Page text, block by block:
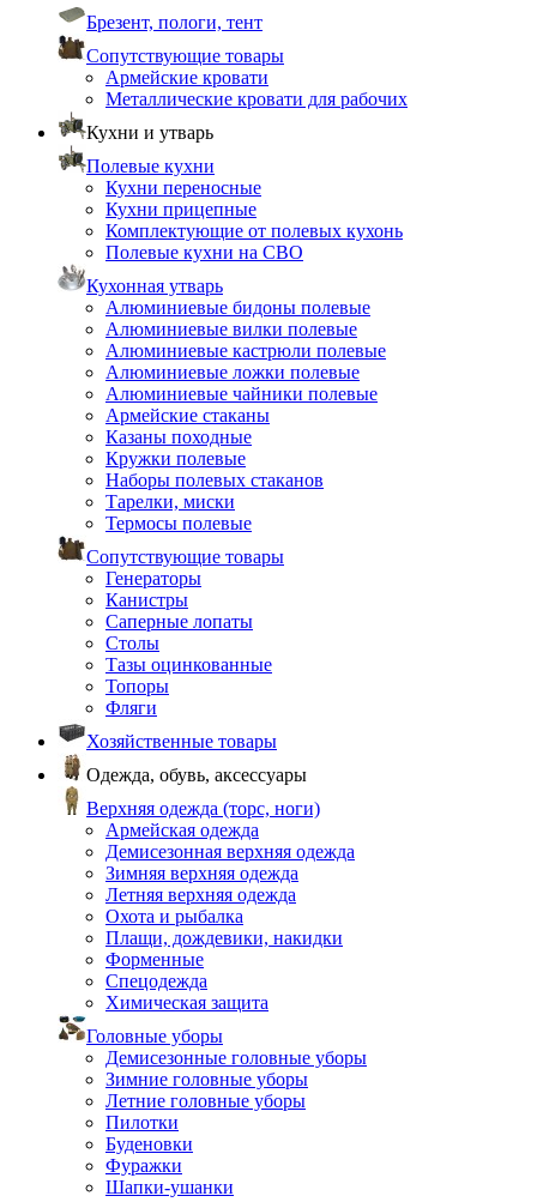
Брезент, пологи, тент
Сопутствующие товары
Армейские кровати
Металлические кровати для рабочих
Кухни и утварь
Полевые кухни
Кухни переносные
Кухни прицепные
Комплектующие от полевых кухонь
Полевые кухни на СВО
Кухонная утварь
Алюминиевые бидоны полевые
Алюминиевые вилки полевые
Алюминиевые кастрюли полевые
Алюминиевые ложки полевые
Алюминиевые чайники полевые
Армейские стаканы
Казаны походные
Кружки полевые
Наборы полевых стаканов
Тарелки, миски
Термосы полевые
Сопутствующие товары
Генераторы
Канистры
Саперные лопаты
Столы
Тазы оцинкованные
Топоры
Фляги
Хозяйственные товары
Одежда, обувь, аксессуары
Верхняя одежда (торс, ноги)
Армейская одежда
Демисезонная верхняя одежда
Зимняя верхняя одежда
Летняя верхняя одежда
Охота и рыбалка
Плащи, дождевики, накидки
Форменные
Спецодежда
Химическая защита
Головные уборы
Демисезонные головные уборы
Зимние головные уборы
Летние головные уборы
Пилотки
Буденовки
Фуражки
Шапки-ушанки